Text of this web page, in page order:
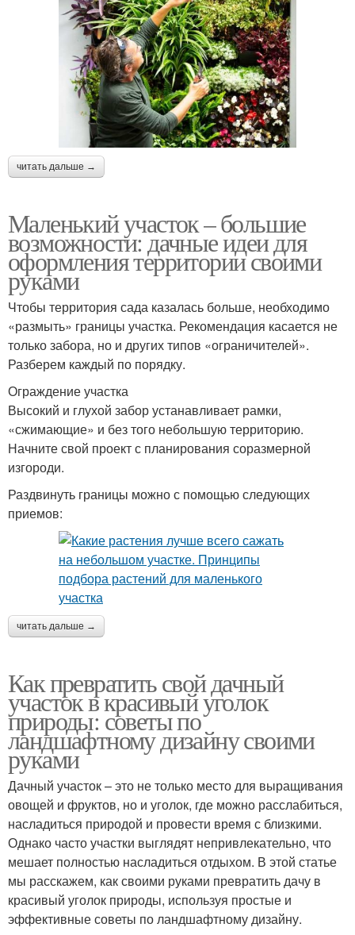
читать дальше →
Маленький участок – большие
возможности: дачные идеи для
оформления территории своими
руками
Чтобы территория сада казалась больше, необходимо
«размыть» границы участка. Рекомендация касается не
только забора, но и других типов «ограничителей».
Разберем каждый по порядку.
Ограждение участка
Высокий и глухой забор устанавливает рамки,
«сжимающие» и без того небольшую территорию.
Начните свой проект с планирования соразмерной
изгороди.
Раздвинуть границы можно с помощью следующих
приемов:
читать дальше →
Как превратить свой дачный
участок в красивый уголок
природы: советы по
ландшафтному дизайну своими
руками
Дачный участок – это не только место для выращивания
овощей и фруктов, но и уголок, где можно расслабиться,
насладиться природой и провести время с близкими.
Однако часто участки выглядят непривлекательно, что
мешает полностью насладиться отдыхом. В этой статье
мы расскажем, как своими руками превратить дачу в
красивый уголок природы, используя простые и
эффективные советы по ландшафтному дизайну.